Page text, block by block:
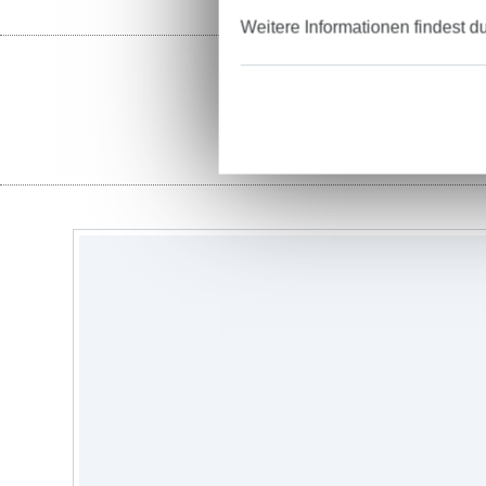
Weitere Informationen findest